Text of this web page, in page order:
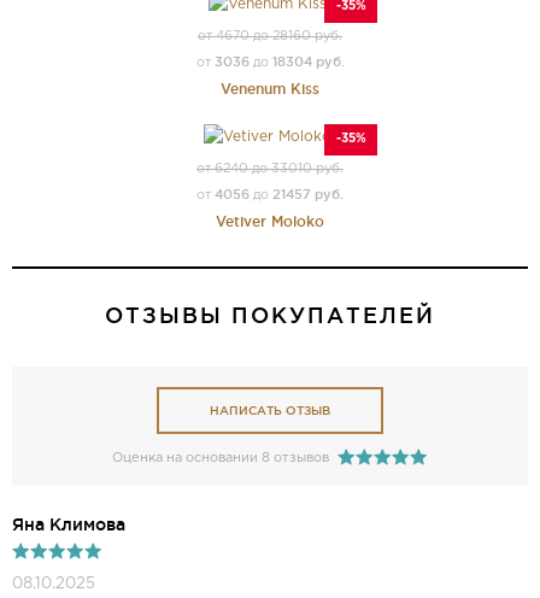
-35%
от 4670 до 28160 руб.
от 3036до 18304 руб.
Venenum Kiss
-35%
от 6240 до 33010 руб.
от 4056 до 21457 руб.
Vetiver Moloko
ОТЗЫВЫ ПОКУПАТЕЛЕЙ
НАПИСАТЬ ОТЗЫВ
Оценка на основании 8 отзывов
Яна Климова
08.10.2025